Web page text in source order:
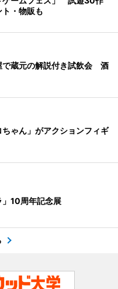
・物販も
で蔵元の解説付き試飲会 酒
ゃん」がアクションフィギ
10周年記念展